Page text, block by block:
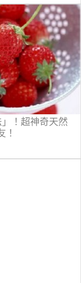
！超神奇天然
！